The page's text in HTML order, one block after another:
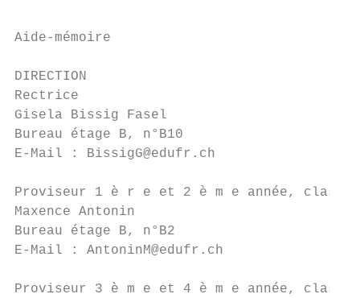
Aide-mémoire
DIRECTION
Rectrice
Gisela Bissig Fasel
Bureau étage B, n°B10
E-Mail : BissigG@edufr.ch
Proviseur 1 è r e et 2 è m e année, classes
Maxence Antonin
Bureau étage B, n°B2
E-Mail : AntoninM@edufr.ch
Proviseur 3 è m e et 4 è m e année, classes